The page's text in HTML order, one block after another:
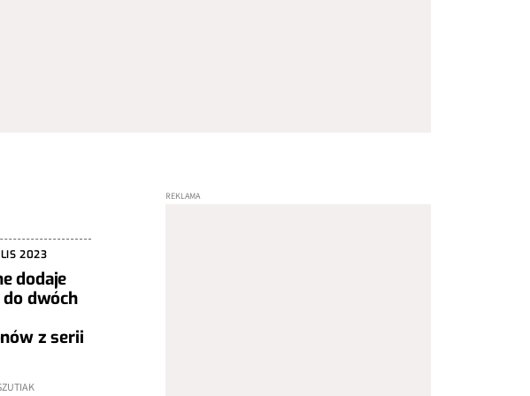
2023
dodaje
dwóch
z serii